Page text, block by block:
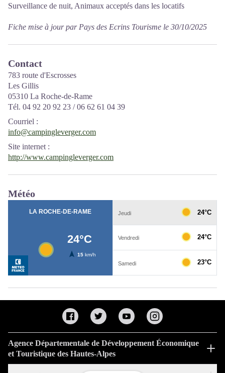
Surveillance de nuit, Animaux acceptés dans les locatifs
Fiche mise à jour par Pays des Ecrins Tourisme le 30/10/2025
Contact
783 route d'Escrosses
Les Gillis
05310 La Roche-de-Rame
Tél. 04 92 20 92 23 / 06 62 61 04 39
Courriel :
info@campingleverger.com
Site internet :
http://www.campingleverger.com
Météo
Agence Départementale de Développement Économique
et Touristique des Hautes-Alpes